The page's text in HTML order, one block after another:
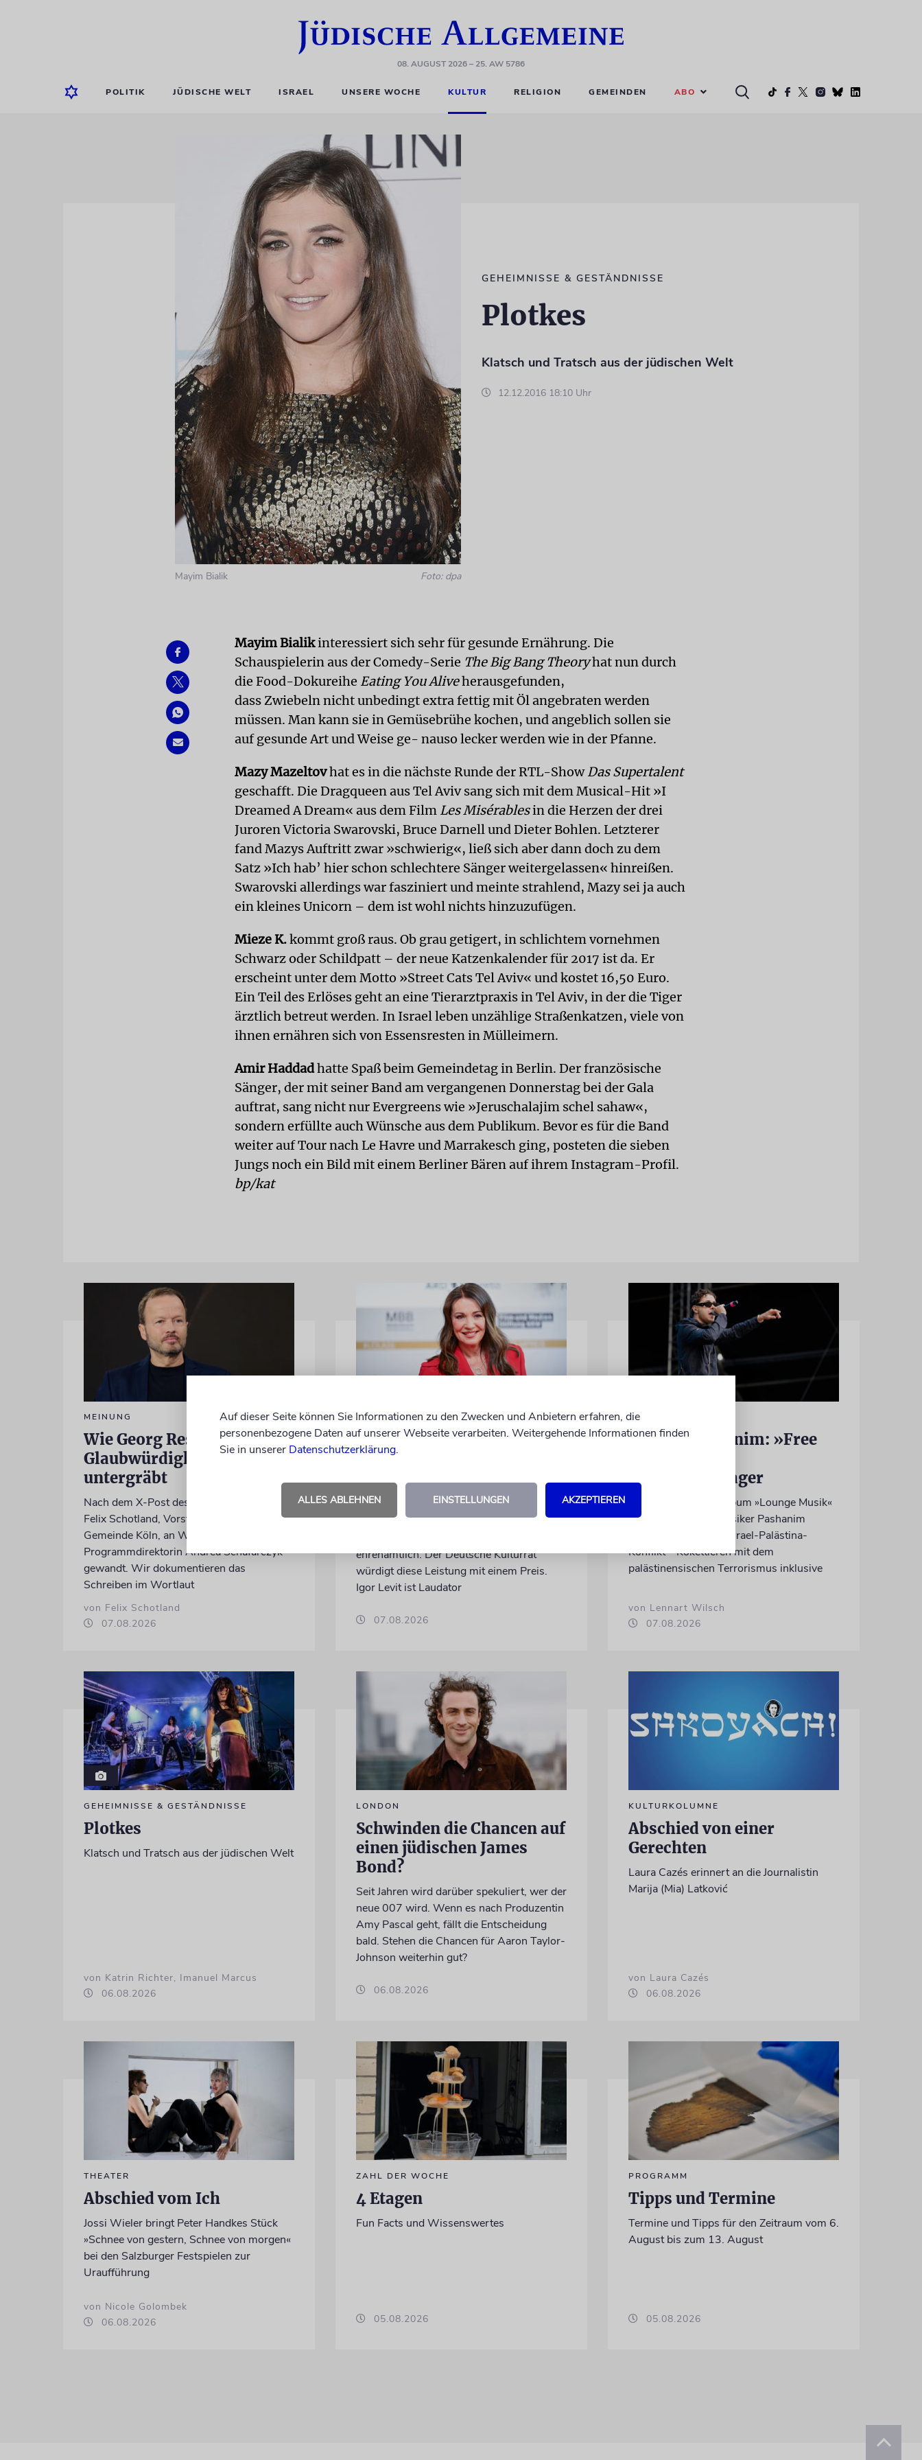
08. AUGUST 2026– 25. AW 5786
POLITIK JÜDISCHE WELT ISRAEL UNSERE WOCHE KULTUR RELIGION GEMEINDEN ABO
Mayim Bialik Foto: dpa
GEHEIMNISSE & GESTÄNDNISSE
Plotkes
Klatsch und Tratsch aus der jüdischen Welt
12.12.2016 18:10 Uhr
Mayim Bialikinteressiert sich sehr für gesunde Ernährung. Die
Schauspielerin aus der Comedy-Serie The Big Bang Theoryhat nun durch
die Food-Dokureihe Eating You Aliveherausgefunden,
dass Zwiebeln nicht unbedingt extra fettig mit Öl angebraten werden
müssen. Man kann sie in Gemüsebrühe kochen, und angeblich sollen sie
auf gesunde Art und Weise ge- nauso lecker werden wie in der Pfanne.
Mazy Mazeltovhat es in die nächste Runde der RTL-Show Das Supertalent
geschafft. Die Dragqueen aus Tel Aviv sang sich mit dem Musical-Hit »I
Dreamed A Dream« aus dem Film Les Misérablesin die Herzen der drei
Juroren Victoria Swarovski, Bruce Darnell und Dieter Bohlen. Letzterer
fand Mazys Auftritt zwar »schwierig«, ließ sich aber dann doch zu dem
Satz »Ich hab’ hier schon schlechtere Sänger weitergelassen« hinreißen.
Swarovski allerdings war fasziniert und meinte strahlend, Mazy sei ja auch
ein kleines Unicorn – dem ist wohl nichts hinzuzufügen.
Mieze K.kommt groß raus. Ob grau getigert, in schlichtem vornehmen
Schwarz oder Schildpatt – der neue Katzenkalender für 2017 ist da. Er
erscheint unter dem Motto »Street Cats Tel Aviv« und kostet 16,50 Euro.
Ein Teil des Erlöses geht an eine Tierarztpraxis in Tel Aviv, in der die Tiger
ärztlich betreut werden. In Israel leben unzählige Straßenkatzen, viele von
ihnen ernähren sich von Essensresten in Mülleimern.
Amir Haddadhatte Spaß beim Gemeindetag in Berlin. Der französische
Sänger, der mit seiner Band am vergangenen Donnerstag bei der Gala
auftrat, sang nicht nur Evergreens wie »Jeruschalajim schel sahaw«,
sondern erfüllte auch Wünsche aus dem Publikum. Bevor es für die Band
weiter auf Tour nach Le Havre und Marrakesch ging, posteten die sieben
Jungs noch ein Bild mit einem Berliner Bären auf ihrem Instagram-Profil.
bp/kat
MEINUNG
Wie Georg Restle die
Glaubwürdigkeit des ÖRR
untergräbt
Nach dem X-Post des Journalisten hat sich
Felix Schotland, Vorstand der Synagogen-
Gemeinde Köln, an WDR-
Programmdirektorin Andrea Schafarczyk
gewandt. Wir dokumentieren das
Schreiben im Wortlaut
von Felix Schotland
07.08.2026
BERLIN
Einsatz gegen Judenhass:
Iris Berben erhält
Deutschen
Kulturpolitikpreis
Die Schauspielerin steht nicht nur vor der
ehrenamtlich. Der Deutsche Kulturrat
würdigt diese Leistung mit einem Preis.
Igor Levit ist Laudator
07.08.2026
HIPHOP
Rapper Pashanim: »Free
Verkaufsschlager
Auf seinem neuen Album »Lounge Musik«
rappt der Berliner Musiker Pashanim
wiederholt über den Israel-Palästina-
Konflikt – Kokettieren mit dem
palästinensischen Terrorismus inklusive
von Lennart Wilsch
07.08.2026
GEHEIMNISSE & GESTÄNDNISSE
Plotkes
Klatsch und Tratsch aus der jüdischen Welt
von Katrin Richter, Imanuel Marcus
06.08.2026
LONDON
Schwinden die Chancen auf
einen jüdischen James
Bond?
Seit Jahren wird darüber spekuliert, wer der
neue 007 wird. Wenn es nach Produzentin
Amy Pascal geht, fällt die Entscheidung
bald. Stehen die Chancen für Aaron Taylor-
Johnson weiterhin gut?
06.08.2026
KULTURKOLUMNE
Abschied von einer
Gerechten
Laura Cazés erinnert an die Journalistin
Marija (Mia) Latković
von Laura Cazés
06.08.2026
THEATER
Abschied vom Ich
Jossi Wieler bringt Peter Handkes Stück
»Schnee von gestern, Schnee von morgen«
bei den Salzburger Festspielen zur
Uraufführung
von Nicole Golombek
06.08.2026
ZAHL DER WOCHE
4 Etagen
Fun Facts und Wissenswertes
05.08.2026
PROGRAMM
Tipps und Termine
Termine und Tipps für den Zeitraum vom 6.
August bis zum 13. August
05.08.2026
Auf dieser Seite können Sie Informationen zu den Zwecken und Anbietern erfahren, die
personenbezogene Daten auf unserer Webseite verarbeiten. Weitergehende Informationen finden
Sie in unserer Datenschutzerklärung.
ALLES ABLEHNEN EINSTELLUNGEN AKZEPTIEREN